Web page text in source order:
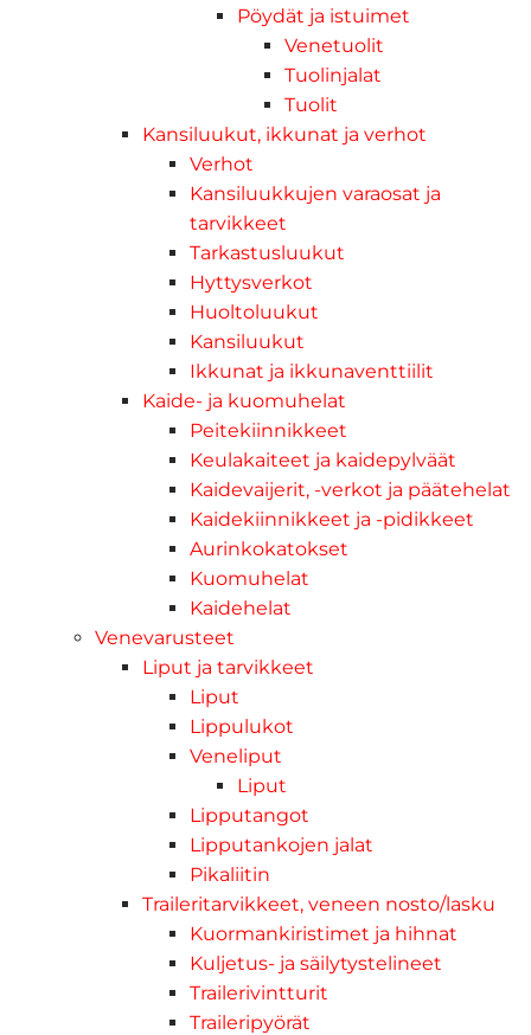
Pöydät ja istuimet
Venetuolit
Tuolinjalat
Tuolit
Kansiluukut, ikkunat ja verhot
Verhot
Kansiluukkujen varaosat ja
tarvikkeet
Tarkastusluukut
Hyttysverkot
Huoltoluukut
Kansiluukut
Ikkunat ja ikkunaventtiilit
Kaide- ja kuomuhelat
Peitekiinnikkeet
Keulakaiteet ja kaidepylväät
Kaidevaijerit, -verkot ja päätehelat
Kaidekiinnikkeet ja -pidikkeet
Aurinkokatokset
Kuomuhelat
Kaidehelat
Venevarusteet
Liput ja tarvikkeet
Liput
Lippulukot
Veneliput
Liput
Lipputangot
Lipputankojen jalat
Pikaliitin
Traileritarvikkeet, veneen nosto/lasku
Kuormankiristimet ja hihnat
Kuljetus- ja säilytystelineet
Trailerivintturit
Traileripyörät